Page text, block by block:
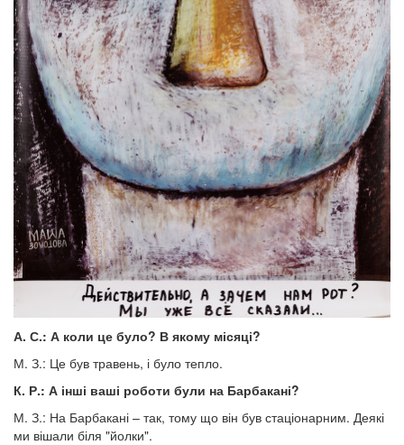
А. С.: А коли це було? В якому місяці?
М. З.: Це був травень, і було тепло.
К. Р.: А інші ваші роботи були на Барбакані?
М. З.: На Барбакані – так, тому що він був стаціонарним. Деякі
ми вішали біля "йолки".